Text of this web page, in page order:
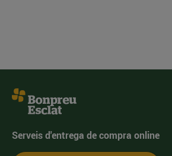
Serveis d'entrega de compra online